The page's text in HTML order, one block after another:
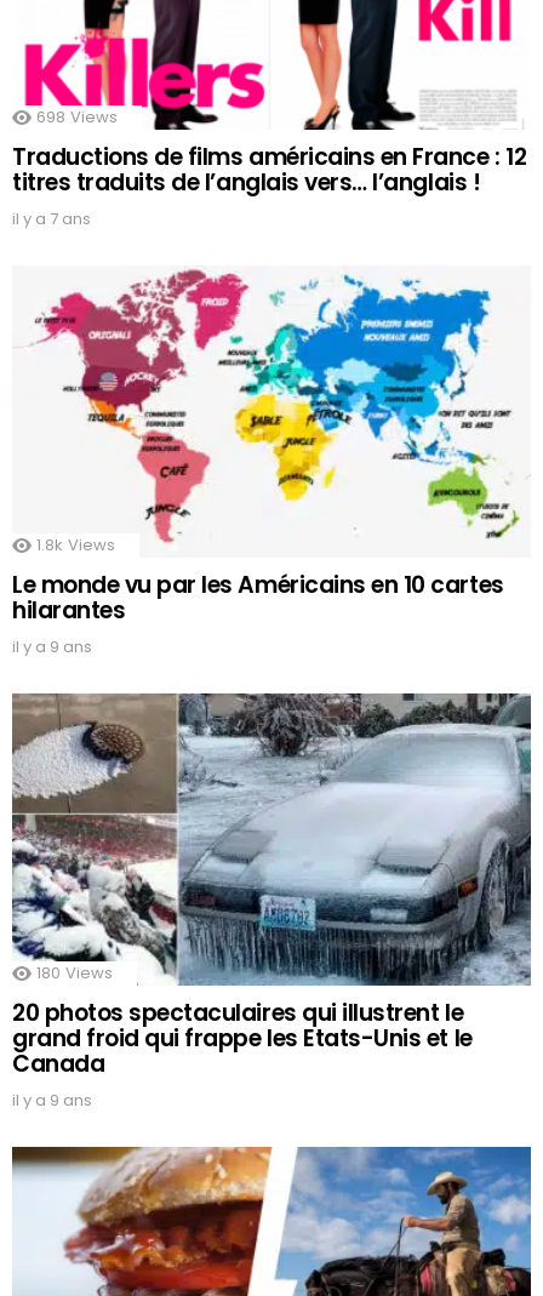
698 Views
Traductions de films américains en France : 12
titres traduits de l’anglais vers… l’anglais !
il y a 7 ans
1.8k Views
Le monde vu par les Américains en 10 cartes
hilarantes
il y a 9 ans
180 Views
20 photos spectaculaires qui illustrent le
grand froid qui frappe les Etats-Unis et le
Canada
il y a 9 ans